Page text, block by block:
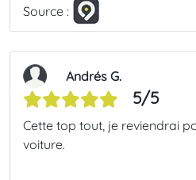
Source :
Andrés G.
5/5
Cette top tout, je reviendrai
voiture.